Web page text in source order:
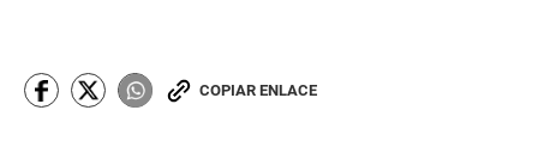
COPIAR ENLACE